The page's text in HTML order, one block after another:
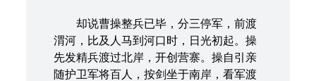
却说曹操整兵已毕，分三停军，前渡
渭河，比及人马到河口时，日光初起。操
先发精兵渡过北岸，开创营寨。操自引亲
随护卫军将百人，按剑坐于南岸，看军渡